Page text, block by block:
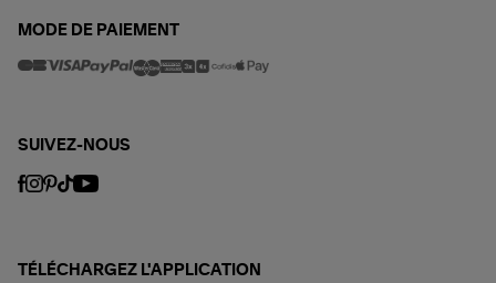
MODE DE PAIEMENT
SUIVEZ-NOUS
TÉLÉCHARGEZ L'APPLICATION